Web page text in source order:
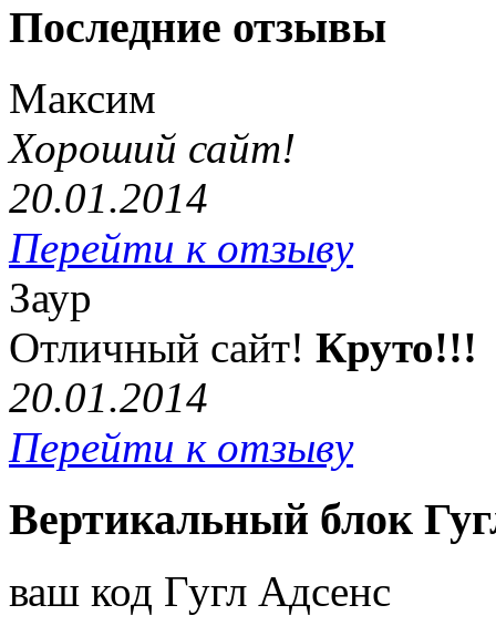
Последние отзывы
Максим
Хороший сайт!
20.01.2014
Перейти к отзыву
Заур
Отличный сайт! Круто!!!
20.01.2014
Перейти к отзыву
Вертикальный блок
ваш код Гугл Адсенс